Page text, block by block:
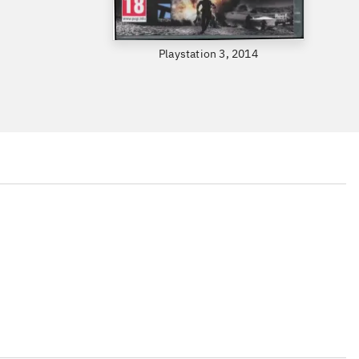
Playstation 3, 2014